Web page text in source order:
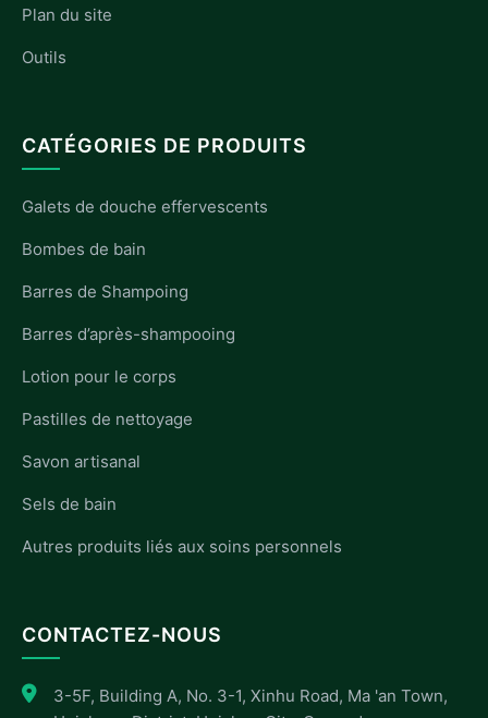
Plan du site
Outils
CATÉGORIES DE PRODUITS
Galets de douche effervescents
Bombes de bain
Barres de Shampoing
Barres d’après-shampooing
Lotion pour le corps
Pastilles de nettoyage
Savon artisanal
Sels de bain
Autres produits liés aux soins personnels
CONTACTEZ-NOUS
3-5F, Building A, No. 3-1, Xinhu Road, Ma 'an Town,